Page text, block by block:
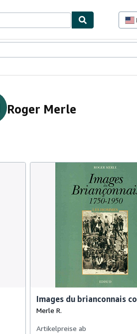
Roger Merle
Images du brianconnais
Merle R.
Artikelpreise ab